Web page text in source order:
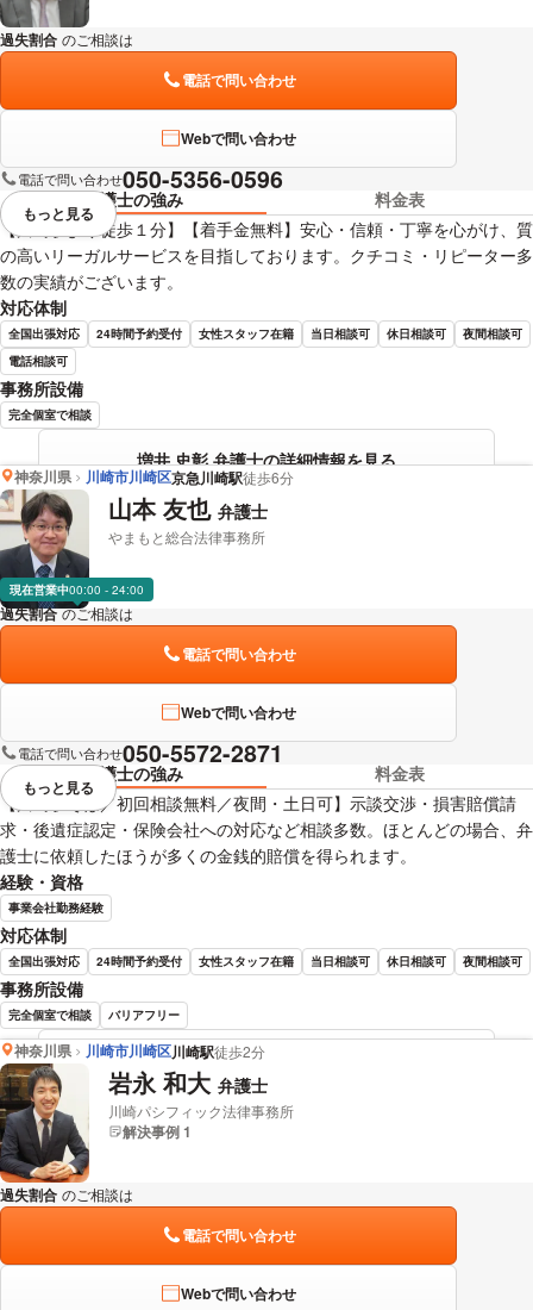
過失割合 のご相談は
電話で問い合わせ
Webで問い合わせ
電話で問い合わせ050-5356-0596
弁護士の強み
料金表
【川崎駅より徒歩１分】【着手金無料】安心・信頼・丁寧を心がけ、質
の高いリーガルサービスを目指しております。クチコミ・リピーター多
数の実績がございます。
対応体制
全国出張対応 24時間予約受付 女性スタッフ在籍 当日相談可 休日相談可
夜間相談可
電話相談可
事務所設備
完全個室で相談
増井 史彰 弁護士の詳細情報を見る
視覚的に省略されている要素を
もっと見る
神奈川県 川崎市川崎区京急川崎駅徒歩6分
山本 友也 弁護士
やまもと総合法律事務所
現在営業中00:00 - 24:00
過失割合 のご相談は
電話で問い合わせ
Webで問い合わせ
電話で問い合わせ050-5572-2871
弁護士の強み
料金表
​【川崎駅そば／初回相談無料／夜間・土日可】示談交渉・損害賠償請
求・後遺症認定・保険会社への対応など相談多数。ほとんどの場合、弁
護士に依頼したほうが多くの金銭的賠償を得られます。
経験・資格
事業会社勤務経験
対応体制
全国出張対応 24時間予約受付 女性スタッフ在籍 当日相談可 休日相談可 夜間相談可
事務所設備
完全個室で相談 バリアフリー
山本 友也 弁護士の詳細情報を見る
視覚的に省略されている要素を
もっと見る
神奈川県 川崎市川崎区川崎駅徒歩2分
岩永 和大 弁護士
川崎パシフィック法律事務所
解決事例 1
過失割合 のご相談は
電話で問い合わせ
Webで問い合わせ